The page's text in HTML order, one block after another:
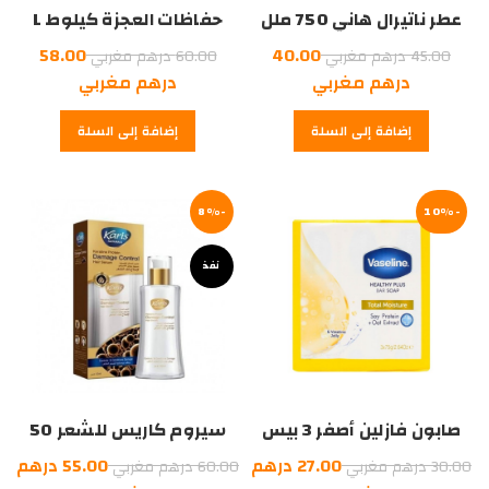
عطر ناتيرال هاني 750 ملل
45.00درهم مغربيالسعر
الأصلي
هو:
45.00
40.00
درهم مغربي
الحالي
هو:
مغربي.
إضافة إلى السلة
حفاظات العجزة كيلوط L
60.00درهم مغربيالسعر
الأصلي
هو:
60.00
58.00
درهم مغربي
الحالي
هو:
مغربي.
إضافة إلى السلة
-10%
صابون فازلين أصفر 3 بيس
30.00درهم مغربيالسعر
27.00 درهم
-8%
نفذ
سيروم كاريس للشعر 50
ملل 60.00درهم مغربيالسعر
55.00درهم